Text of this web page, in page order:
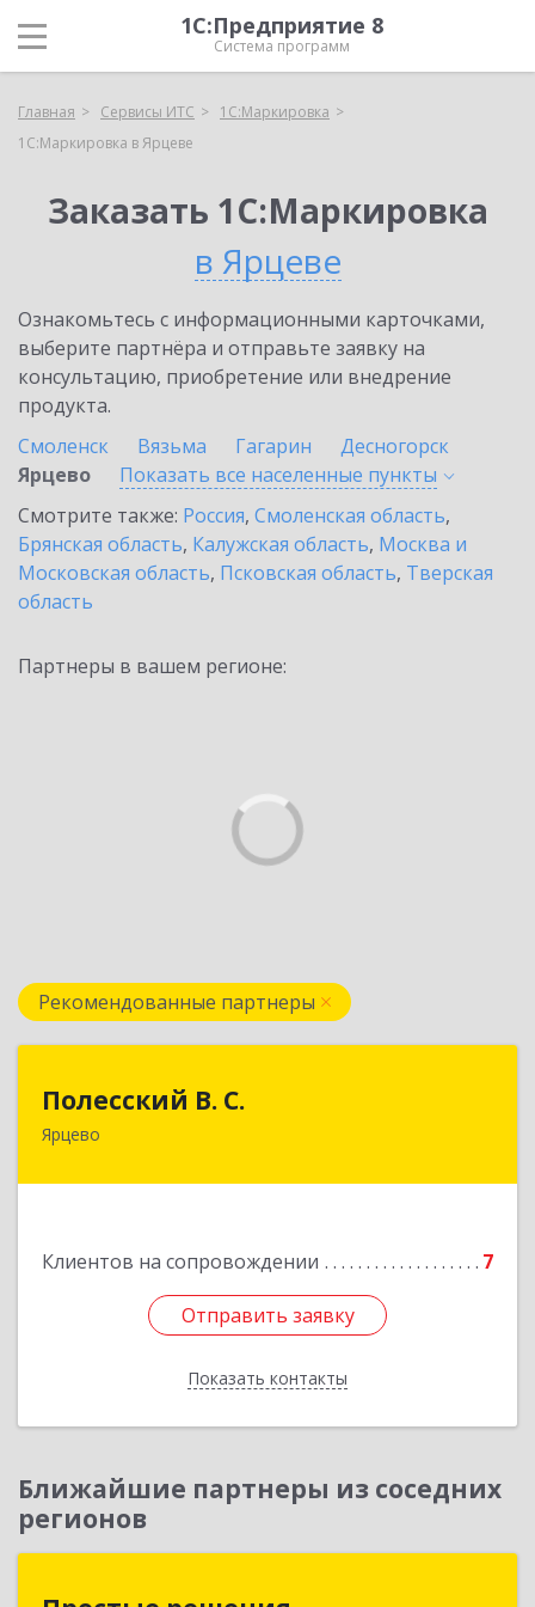
1С:Предприятие 8
Система программ
Главная Сервисы ИТС
1С:Маркировка
1С:Маркировка в Ярцеве
Заказать 1С:Маркировка
в Ярцеве
Ознакомьтесь с информационными карточками,
выберите партнёра и отправьте заявку на
консультацию, приобретение или внедрение
продукта.
Смоленск
Вязьма Гагарин
Десногорск
Ярцево
Показать все населенные пункты
Смотрите также: Россия, Смоленская область,
Брянская область, Калужская область, Москва и
Московская область, Псковская область, Тверская
область
Партнеры в вашем регионе:
Рекомендованные партнеры
Полесский В. С.
Ярцево
Клиентов на сопровождении 7
Отправить заявку
Показать контакты
Отправить заявку
Назад
Ближайшие партнеры из соседних
регионов